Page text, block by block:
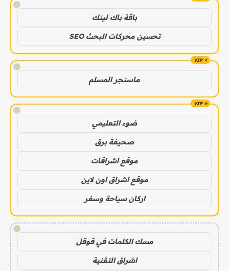
!
باقة باك لينك
تحسين محركات البحث SEO
!
ماسنجر المسلم
!
ضوء التعليمي
صحيفة برق
موقع اشراقات
موقع اشراق اون لاين
اركان سياحة وسفر
!
مسك الكلمات في قوقل
اشراق التقنية